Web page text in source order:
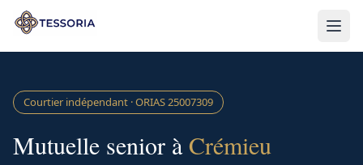
Aller au contenu principal
Courtier indépendant · ORIAS25007309
Mutuelle senior àCrémieu